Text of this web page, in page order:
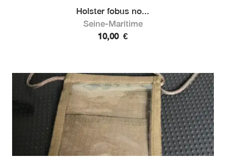
Holster fobus no...
Seine-Maritime
10,00 €